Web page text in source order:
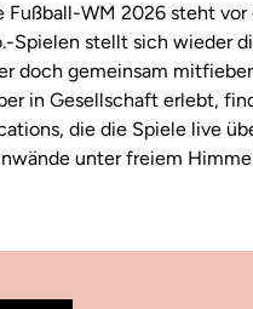
Fußball-WM 2026 steht
Spielen stellt sich wieder
doch gemeinsam
in Gesellschaft erlebt,
die die Spiele live
unter freiem